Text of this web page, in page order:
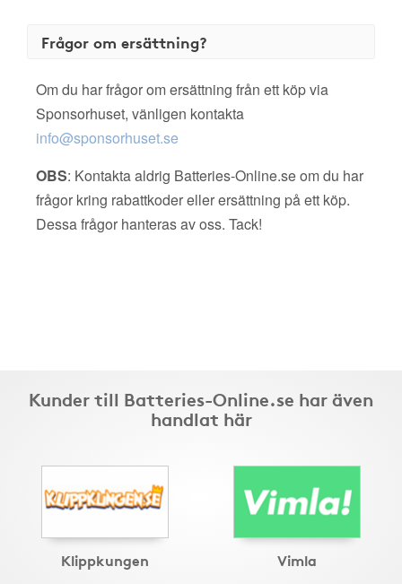
Frågor om ersättning?
Om du har frågor om ersättning från ett köp via
Sponsorhuset, vänligen kontakta
info@sponsorhuset.se
OBS: Kontakta aldrig Batteries-Online.se om du har
frågor kring rabattkoder eller ersättning på ett köp.
Dessa frågor hanteras av oss. Tack!
Kunder till Batteries-Online.se har även
handlat här
Klippkungen Vimla